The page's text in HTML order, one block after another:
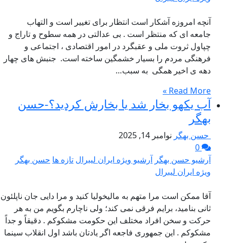
آنچه امروزه آشکار است انتظار برای تغییر است و التهاب
جامعه ای که منتظر است . بی عدالتی در همه سطوح و تاراج و
چپاول ثروت ملی و عقبگرد در امور اقتصادی ، اجتماعی و
فرهنگی مردم را بسیار خشمگین ساخته است. جنبش های چهار
دهه ی اخیر همگی به سبب…
Read More »
آب یکهو بخار شد یا بخارش کردید؟-حسن
بهگر
حسن بهگر نوامبر 14, 2025
آرشیو حسن بهگر آرشیو ویژه ایران لیبرال تازه ها حسن بهگر
ویژه ایران لیبرال
آقا ممکن است مرا متهم به مالیخولیا کنید و مرا دایی جان ناپلئون
ثانی بنامید، برایم فرقی نمی کند؛ ولی ناچارم بگویم من به هر
حرکت و سخن افراد مختلف این حکومت مشکوکم . دقیقاً و جداً
مشکوکم . این جمهوری فاجعه اگر یادتان باشد اول انقلاب سینما